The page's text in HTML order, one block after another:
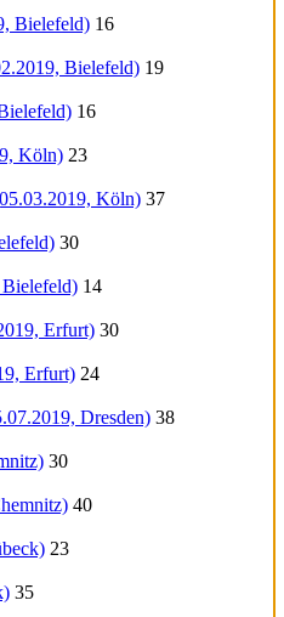
Bielefeld) 16
Bielefeld) 19
16
Köln) 23
Köln) 37
30
14
Erfurt) 30
Erfurt) 24
Dresden) 38
30
40
23
35